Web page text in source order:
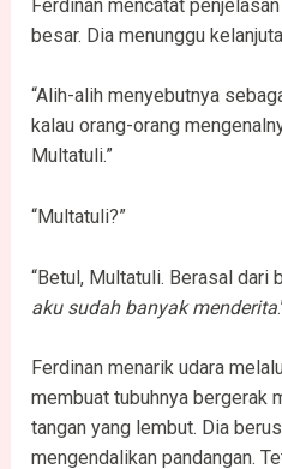
Ferdinan mencatat
besar. Dia menunggu
“Alih-alih menyebutnya
kalau orang-orang
Multatuli.”
“Multatuli?”
“Betul, Multatuli. Berasal dari
aku sudah banyak menderita
Ferdinan menarik udara
membuat tubuhnya bergerak
tangan yang lembut. Dia
mengendalikan pandangan.